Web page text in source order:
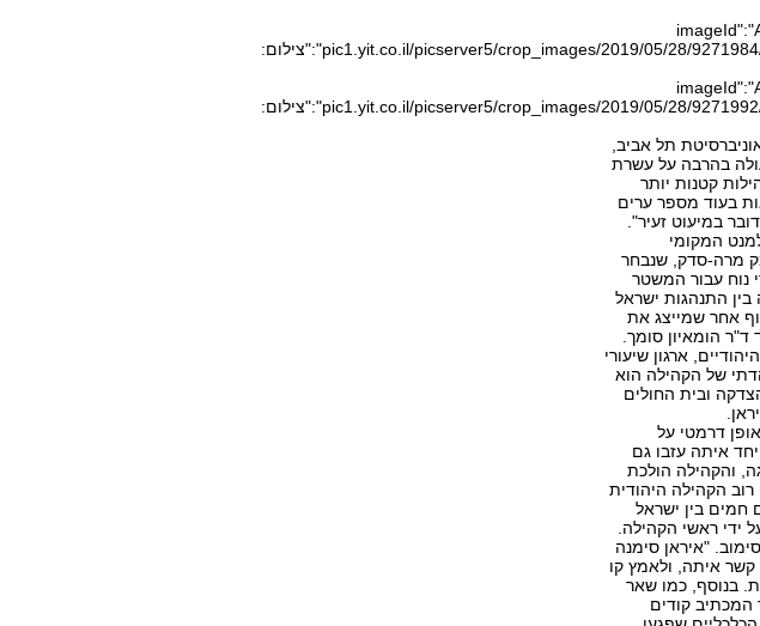
pic1.yit.co.il/picserver5/crop_images/2019/05/28/9271984/9271984_0_0_980_651_0_large.jpg","caption":"","credit":"צילום:
pic1.yit.co.il/picserver5/crop_images/2019/05/28/9271992/9271992_0_0_980_664_0_large.jpg","caption":"","credit":"צילום:
תל אביב,
בהרבה על עשרת
קטנות יותר
בעוד מספר ערים
המקומי
מרה-סדק, שנבחר
נוח עבור המשטר
בין התנהגות ישראל
אחר שמייצג את
הומאיון סומך.
ארגון שיעורי
של הקהילה הוא
ובית החולים
ב-1979 השפיעה באופן דרמטי על
איתה עזבו גם
והקהילה הולכת
הקהילה היהודית
חמים בין ישראל
ידי ראשי הקהילה.
"איראן סימנה
איתה, ולאמץ קו
בנוסף, כמו שאר
המכתיב קודים